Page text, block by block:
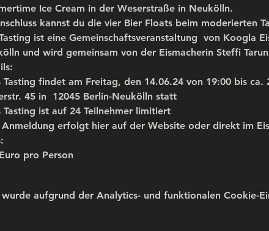
Ice Cream in der Weserstraße in Neukölln.
kannst du die vier Bier Floats beim moderierten
ist eine Gemeinschaftsveranstaltung  von Koogla
und wird gemeinsam von der Eismacherin Steffi
Tasting findet am Freitag, den 14.06.24 von 19:00 bis
45 in  12045 Berlin-Neukölln statt
Tasting ist auf 24 Teilnehmer limitiert
erfolgt hier auf der Website oder direkt im
pro Person
aufgrund der Analytics- und funktionalen Cookie-